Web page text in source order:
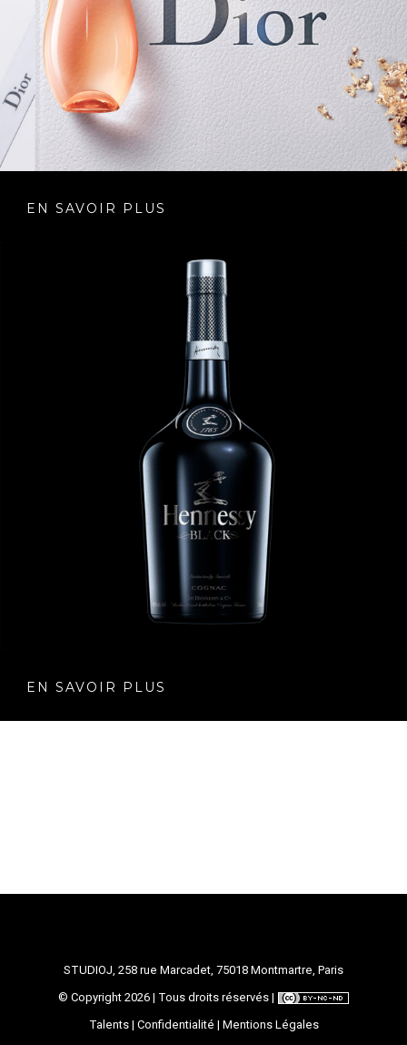
EN SAVOIR PLUS
EN SAVOIR PLUS
STUDIOJ, 258 rue Marcadet, 75018 Montmartre, Paris
© Copyright 2026 | Tous droits réservés |
Talents| Confidentialité | Mentions Légales